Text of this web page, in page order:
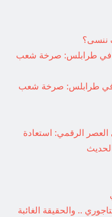
ننسى؟
في طرابلس: صرخة شعب
في طرابلس: صرخة شعب
العصر الرقمي: استعادة
.. والحقيقة الغائبة